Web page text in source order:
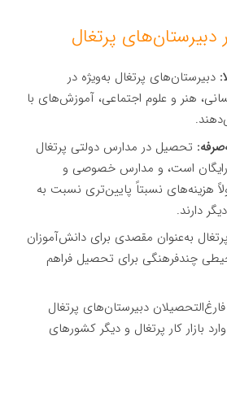
پرتغال
دبیرستان‌های پرتغال به‌ویژه در
هنر و علوم اجتماعی، آموزش‌های با
تحصیل در مدارس دولتی پرتغال
رایگان است، و مدارس خصوصی و
هزینه‌های نسبتاً پایین‌تری نسبت به
دارند.
پرتغال به‌عنوان مقصدی برای دانش‌آموزان
چندفرهنگی برای تحصیل فراهم
فارغ‌التحصیلان دبیرستان‌های پرتغال
بازار کار پرتغال و دیگر کشورهای